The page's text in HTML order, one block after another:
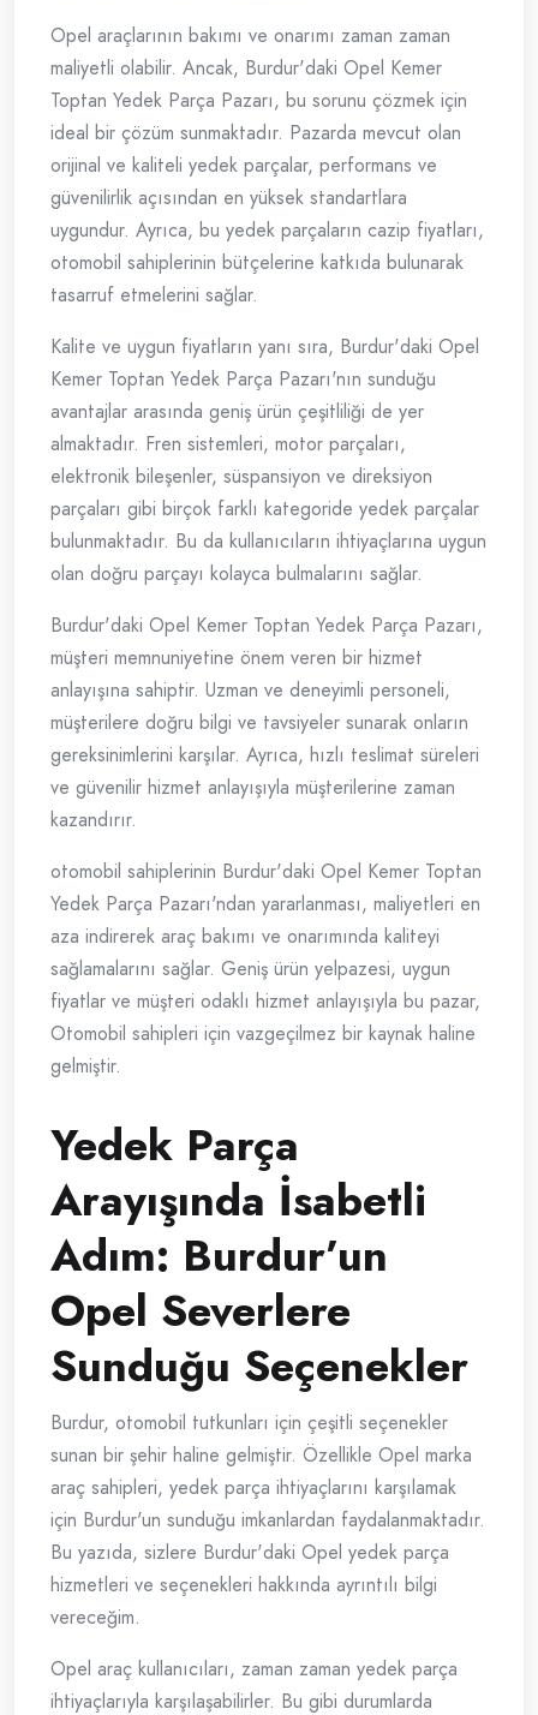
Opel araçlarının bakımı ve onarımı zaman zaman
maliyetli olabilir. Ancak, Burdur'daki Opel Kemer
Toptan Yedek Parça Pazarı, bu sorunu çözmek için
ideal bir çözüm sunmaktadır. Pazarda mevcut olan
orijinal ve kaliteli yedek parçalar, performans ve
güvenilirlik açısından en yüksek standartlara
uygundur. Ayrıca, bu yedek parçaların cazip fiyatları,
otomobil sahiplerinin bütçelerine katkıda bulunarak
tasarruf etmelerini sağlar.
Kalite ve uygun fiyatların yanı sıra, Burdur'daki Opel
Kemer Toptan Yedek Parça Pazarı'nın sunduğu
avantajlar arasında geniş ürün çeşitliliği de yer
almaktadır. Fren sistemleri, motor parçaları,
elektronik bileşenler, süspansiyon ve direksiyon
parçaları gibi birçok farklı kategoride yedek parçalar
bulunmaktadır. Bu da kullanıcıların ihtiyaçlarına uygun
olan doğru parçayı kolayca bulmalarını sağlar.
Burdur'daki Opel Kemer Toptan Yedek Parça Pazarı,
müşteri memnuniyetine önem veren bir hizmet
anlayışına sahiptir. Uzman ve deneyimli personeli,
müşterilere doğru bilgi ve tavsiyeler sunarak onların
gereksinimlerini karşılar. Ayrıca, hızlı teslimat süreleri
ve güvenilir hizmet anlayışıyla müşterilerine zaman
kazandırır.
otomobil sahiplerinin Burdur'daki Opel Kemer Toptan
Yedek Parça Pazarı'ndan yararlanması, maliyetleri en
aza indirerek araç bakımı ve onarımında kaliteyi
sağlamalarını sağlar. Geniş ürün yelpazesi, uygun
fiyatlar ve müşteri odaklı hizmet anlayışıyla bu pazar,
Otomobil sahipleri için vazgeçilmez bir kaynak haline
gelmiştir.
Yedek Parça
Arayışında İsabetli
Adım: Burdur’un
Opel Severlere
Sunduğu Seçenekler
Burdur, otomobil tutkunları için çeşitli seçenekler
sunan bir şehir haline gelmiştir. Özellikle Opel marka
araç sahipleri, yedek parça ihtiyaçlarını karşılamak
için Burdur'un sunduğu imkanlardan faydalanmaktadır.
Bu yazıda, sizlere Burdur'daki Opel yedek parça
hizmetleri ve seçenekleri hakkında ayrıntılı bilgi
vereceğim.
Opel araç kullanıcıları, zaman zaman yedek parça
ihtiyaçlarıyla karşılaşabilirler. Bu gibi durumlarda